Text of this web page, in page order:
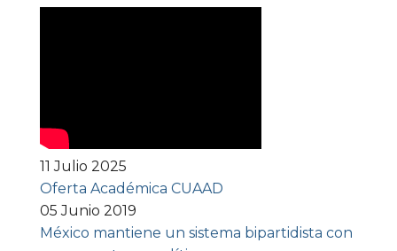
11 Julio 2025
Oferta Académica CUAAD
05 Junio 2019
México mantiene un sistema bipartidista con